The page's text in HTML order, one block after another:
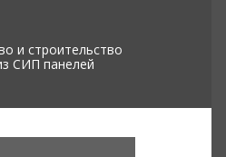
и строительство
СИП панелей